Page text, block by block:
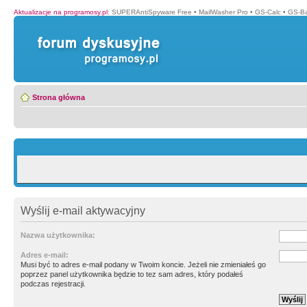
Aktualizacje na programosy.pl: SUPERAntiSpyware Free • MailWasher Pro • GS-Calc • GS-
Strona główna
Wyślij e-mail aktywacyjny
Nazwa użytkownika:
Adres e-mail:
Musi być to adres e-mail podany w Twoim koncie. Jeżeli nie zmieniałeś go
poprzez panel użytkownika będzie to tez sam adres, który podałeś
podczas rejestracji.